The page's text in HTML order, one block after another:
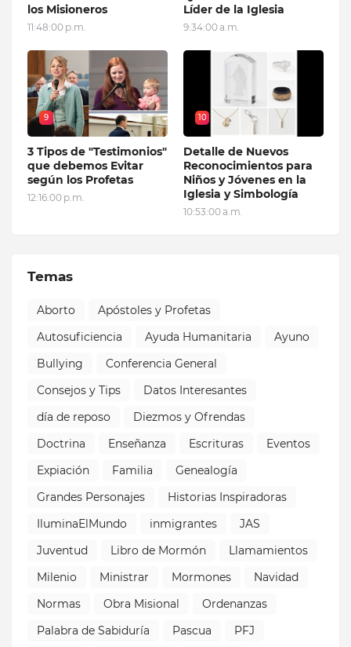
los Misioneros
11:48:00 p.m.
Líder de la Iglesia
9:34:00 a.m.
9
3 Tipos de "Testimonios"
que debemos Evitar
según los Profetas
12:16:00 p.m.
10
Detalle de Nuevos
Reconocimientos para
Niños y Jóvenes en la
Iglesia y Simbología
10:53:00 a.m.
Temas
Aborto
Apóstoles y Profetas
Autosuficiencia
Ayuda Humanitaria
Ayuno
Bullying
Conferencia General
Consejos y Tips
Datos Interesantes
día de reposo
Diezmos y Ofrendas
Doctrina
Enseñanza Escrituras
Eventos
Expiación
Familia
Genealogía
Grandes Personajes
Historias Inspiradoras
IluminaElMundo
inmigrantes
JAS
Juventud
Libro de Mormón
Llamamientos
Milenio
Ministrar Mormones
Navidad
Normas
Obra Misional
Ordenanzas
Palabra de Sabiduría
Pascua
PFJ